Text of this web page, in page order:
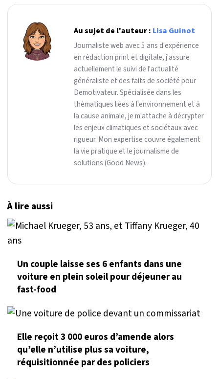
Au sujet de l'auteur : Lisa Guinot
Journaliste web avec 5 ans d'expérience
en rédaction print et digitale, j'assure
actuellement le suivi de l'actualité
généraliste et des faits de société pour
Demotivateur. Spécialisée dans les
thématiques liées à l'environnement et à
la cause animale, je m'attache à décrypter
les enjeux climatiques et sociétaux avec
rigueur. Mon expertise couvre également
la vie pratique et le journalisme de
solutions (Good News).
À lire aussi
Un couple laisse ses 6 enfants dans une
voiture en plein soleil pour déjeuner au
fast-food
Elle reçoit 3 000 euros d’amende alors
qu’elle n’utilise plus sa voiture,
réquisitionnée par des policiers